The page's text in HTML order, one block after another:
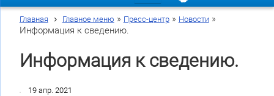
Главная Главное меню » Пресс-центр» Новости»
Информация к сведению.
Информация к сведению.
19 апр. 2021